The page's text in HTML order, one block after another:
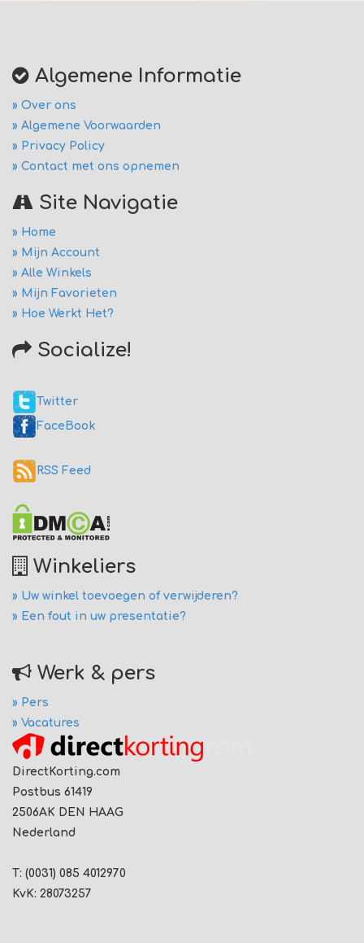
Algemene Informatie
» Over ons
» Algemene Voorwaarden
» Privacy Policy
» Contact met ons opnemen
Site Navigatie
» Home
» Mijn Account
» Alle Winkels
» Mijn Favorieten
» Hoe Werkt Het?
Socialize!
Twitter
FaceBook
RSS Feed
Winkeliers
» Uw winkel toevoegen of verwijderen?
» Een fout in uw presentatie?
Werk & pers
» Pers
» Vacatures
DirectKorting.com
Postbus 61419
2506AK DEN HAAG
Nederland
T: (0031) 085 4012970
KvK: 28073257